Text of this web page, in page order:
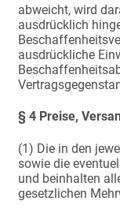
abweicht, wird
ausdrücklich
ausdrückliche
§ 4 Preise,
(1) Die in den
sowie die
und beinhalten
gesetzlichen